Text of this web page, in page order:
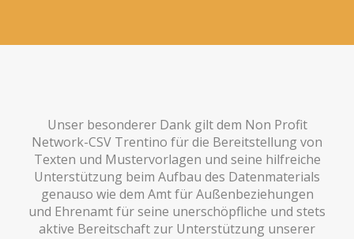
Unser besonderer Dank gilt dem Non Profit
Network-CSV Trentino für die Bereitstellung von
Texten und Mustervorlagen und seine hilfreiche
Unterstützung beim Aufbau des Datenmaterials
genauso wie dem Amt für Außenbeziehungen
und Ehrenamt für seine unerschöpfliche und stets
aktive Bereitschaft zur Unterstützung unserer